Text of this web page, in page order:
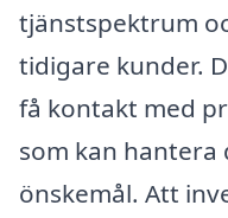
tjänstspektrum
tidigare kunder.
få kontakt med
som kan hantera
önskemål. Att